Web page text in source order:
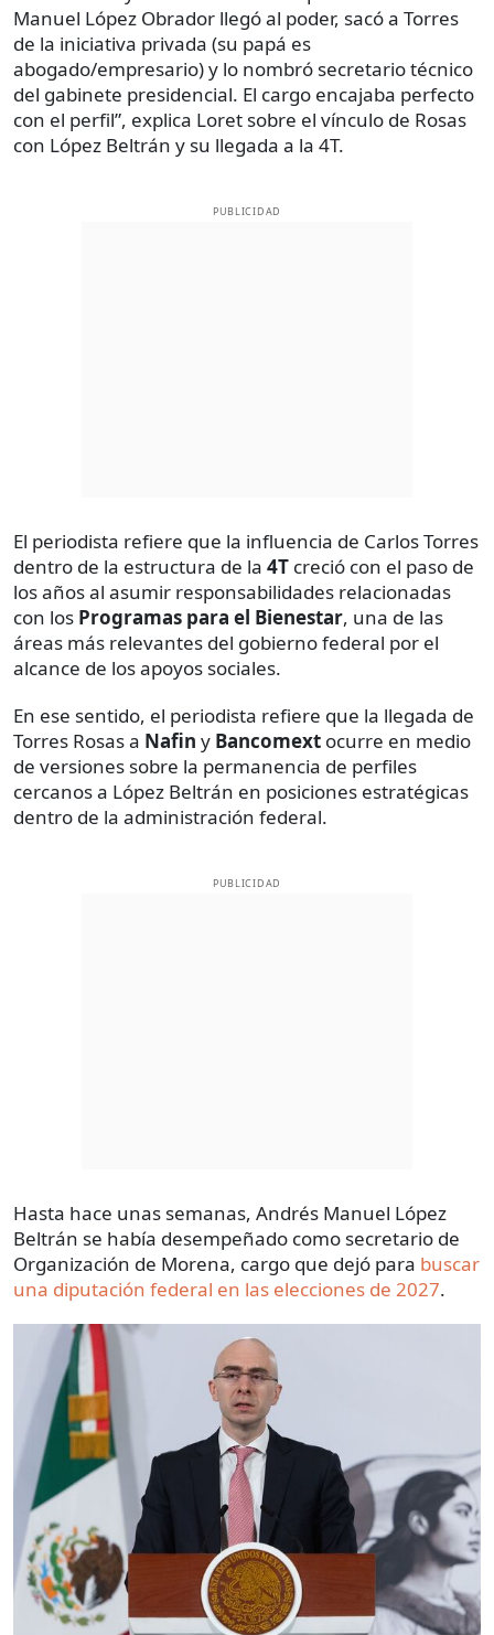
Manuel López Obrador llegó al poder, sacó a Torres
de la iniciativa privada (su papá es
abogado/empresario) y lo nombró secretario técnico
del gabinete presidencial. El cargo encajaba perfecto
con el perfil”, explica Loret sobre el vínculo de Rosas
con López Beltrán y su llegada a la 4T.
PUBLICIDAD
El periodista refiere que la influencia de Carlos Torres
dentro de la estructura de la 4T creció con el paso de
los años al asumir responsabilidades relacionadas
con los Programas para el Bienestar, una de las
áreas más relevantes del gobierno federal por el
alcance de los apoyos sociales.
En ese sentido, el periodista refiere que la llegada de
Torres Rosas a Nafin y Bancomext ocurre en medio
de versiones sobre la permanencia de perfiles
cercanos a López Beltrán en posiciones estratégicas
dentro de la administración federal.
PUBLICIDAD
Hasta hace unas semanas, Andrés Manuel López
Beltrán se había desempeñado como secretario de
Organización de Morena, cargo que dejó para buscar
una diputación federal en las elecciones de 2027.